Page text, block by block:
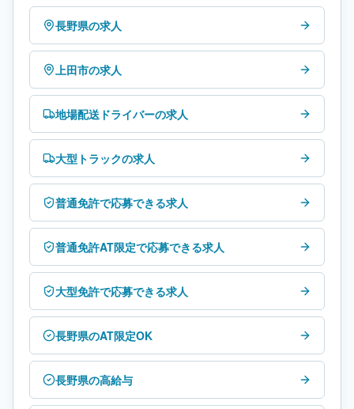
長野県の求人
上田市の求人
地場配送ドライバーの求人
大型トラックの求人
普通免許で応募できる求人
普通免許AT限定で応募できる求人
大型免許で応募できる求人
長野県のAT限定OK
長野県の高給与